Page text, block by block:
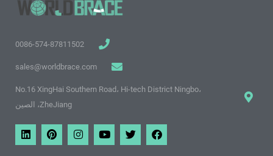
0086-574-87811502
sales@worldbrace.com
No.16 XingHai Southern Road، Hi-tech District Ningbo،
ZheJiang، الصين
ف
ي
س
ت
و
ي
م
و
ق
ا
ن
س
ب
ي
ن
ي
ن
ك